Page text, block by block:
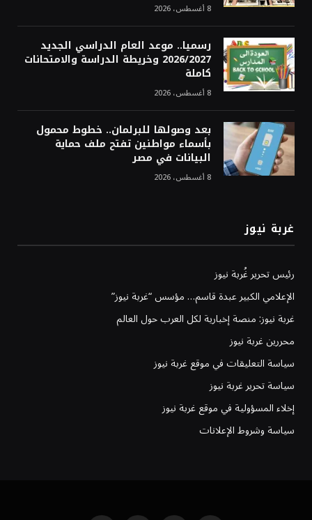
8 أغسطس، 2026
رسميا.. موعد العام الدراسي الجديد
2026/2027 وخريطة الدراسة والامتحانات
كاملة
8 أغسطس، 2026
بعد وصولها للبرلمان.. خطوط محمول
بأسماء مواطنين تفتح ملف حماية
البيانات في مصر
8 أغسطس، 2026
غربة نيوز
رئيس تحرير غُربة نيوز
الإعلامي الكبير عبدة قاسم… مؤسس “غربة نيوز”
غربة نيوز: منصة إخبارية لكل العرب حول العالم
محررين غربة نيوز
سياسة التعليقات في موقع غربة نيوز
سياسة تحرير غربة نيوز
إخلاء المسؤولية في موقع غربة نيوز
سياسة وشروط الإعلانات